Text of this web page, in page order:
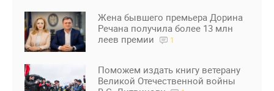
Жена бывшего премьера Дорина
Речана получила более 13 млн
леев премии
1
Поможем издать книгу ветерану
Великой Отечественной войны